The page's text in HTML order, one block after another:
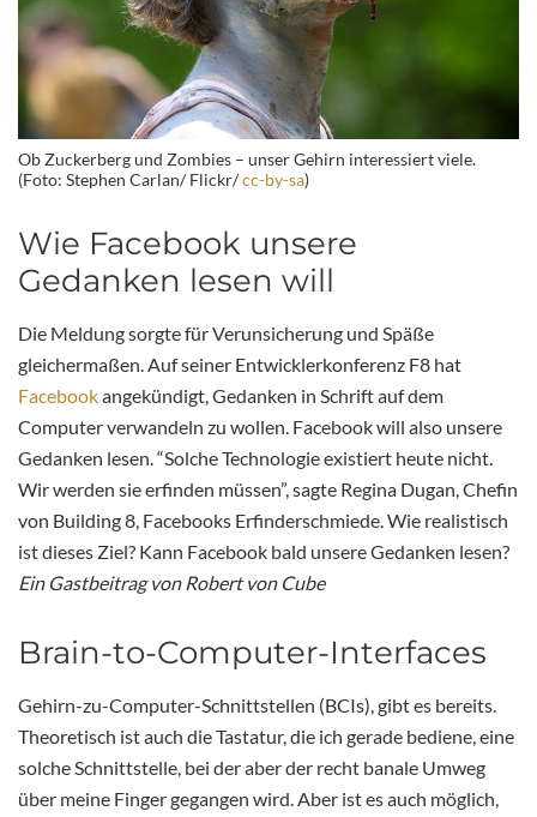
Ob Zuckerberg und Zombies – unser Gehirn interessiert viele.
(Foto: Stephen Carlan/ Flickr/cc-by-sa)
Wie Facebook unsere
Gedanken lesen will
Die Meldung sorgte für Verunsicherung und Späße
gleichermaßen. Auf seiner Entwicklerkonferenz F8 hat
Facebookangekündigt, Gedanken in Schrift auf dem
Computer verwandeln zu wollen. Facebook will also unsere
Gedanken lesen. “Solche Technologie existiert heute nicht.
Wir werden sie erfinden müssen”, sagte Regina Dugan, Chefin
von Building 8, Facebooks Erfinderschmiede. Wie realistisch
ist dieses Ziel? Kann Facebook bald unsere Gedanken lesen?
Ein Gastbeitrag von Robert von Cube
Brain-to-Computer-Interfaces
Gehirn-zu-Computer-Schnittstellen (BCIs), gibt es bereits.
Theoretisch ist auch die Tastatur, die ich gerade bediene, eine
solche Schnittstelle, bei der aber der recht banale Umweg
über meine Finger gegangen wird. Aber ist es auch möglich,